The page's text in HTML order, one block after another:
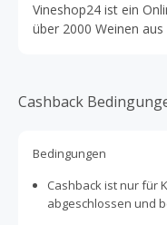
Vineshop24 ist ein
über 2000 Weinen aus
Cashback
Bedingungen
Cashback ist nur für
abgeschlossen und